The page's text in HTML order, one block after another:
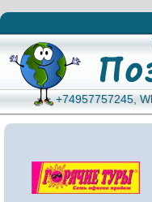
+74957757245,
+74957757245,